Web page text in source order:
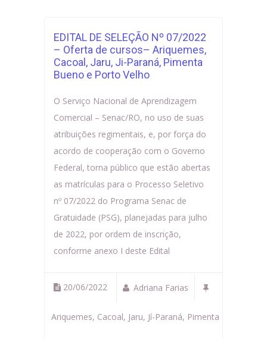
EDITAL DE SELEÇÃO Nº 07/2022
– Oferta de cursos– Ariquemes,
Cacoal, Jaru, Ji-Paraná, Pimenta
Bueno e Porto Velho
O Serviço Nacional de Aprendizagem
Comercial – Senac/RO, no uso de suas
atribuições regimentais, e, por força do
acordo de cooperação com o Governo
Federal, torna público que estão abertas
as matrículas para o Processo Seletivo
nº 07/2022 do Programa Senac de
Gratuidade (PSG), planejadas para julho
de 2022, por ordem de inscrição,
conforme anexo I deste Edital
20/06/2022 Adriana Farias
Ariquemes, Cacoal, Jaru, Jí-Paraná, Pimenta